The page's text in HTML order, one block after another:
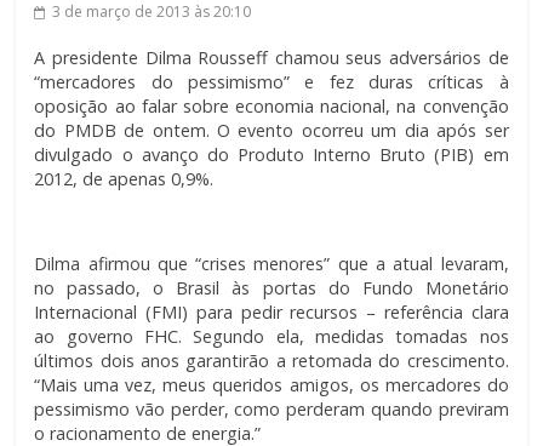
3 de março de 2013 às 20:10
A presidente Dilma Rousseff chamou seus adversários de
“mercadores do pessimismo” e fez duras críticas à
oposição ao falar sobre economia nacional, na convenção
do PMDB de ontem. O evento ocorreu um dia após ser
divulgado o avanço do Produto Interno Bruto (PIB) em
2012, de apenas 0,9%.
Dilma afirmou que “crises menores” que a atual levaram,
no passado, o Brasil às portas do Fundo Monetário
Internacional (FMI) para pedir recursos – referência clara
ao governo FHC. Segundo ela, medidas tomadas nos
últimos dois anos garantirão a retomada do crescimento.
“Mais uma vez, meus queridos amigos, os mercadores do
pessimismo vão perder, como perderam quando previram
o racionamento de energia.”